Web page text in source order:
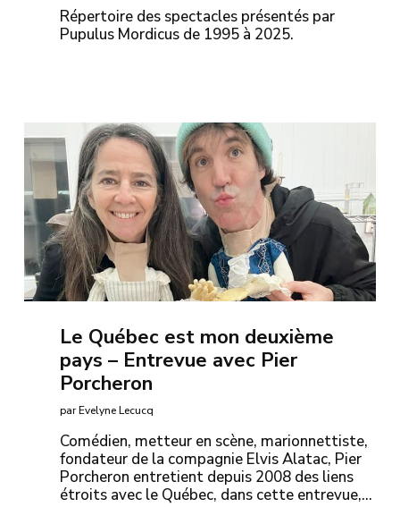
Répertoire des spectacles présentés par
Pupulus Mordicus de 1995 à 2025.
Le Québec est mon deuxième
pays – Entrevue avec Pier
Porcheron
par Evelyne Lecucq
Comédien, metteur en scène, marionnettiste,
fondateur de la compagnie Elvis Alatac, Pier
Porcheron entretient depuis 2008 des liens
étroits avec le Québec, dans cette entrevue,…